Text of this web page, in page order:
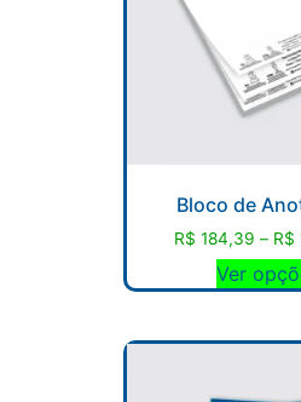
Bloco de
R$ 184,39 – R$
Ver